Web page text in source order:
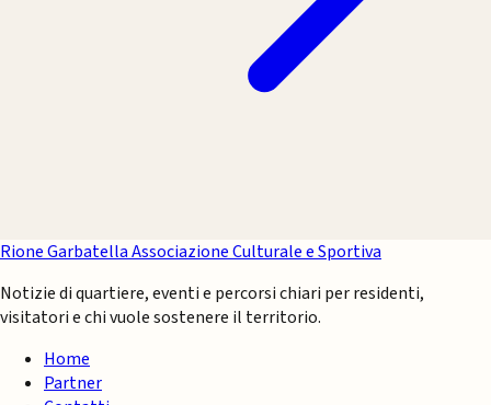
Rione GarbatellaAssociazione Culturale e Sportiva
Notizie di quartiere, eventi e percorsi chiari per residenti,
visitatori e chi vuole sostenere il territorio.
Home
Partner